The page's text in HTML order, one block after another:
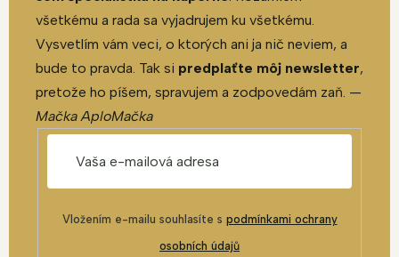
všetkému a rada sa vyjadrujem ku všetkému.
Vysvetlím vám veci, o ktorých ani ja nič neviem, a
bude to pravda. Tak si predplaťte môj newsletter,
pretože ho píšem, spravujem a zodpovedám zaň. —
Mačka AploMačka
Vložením e-mailu souhlasíte s podmínkami ochrany
osobních údajů